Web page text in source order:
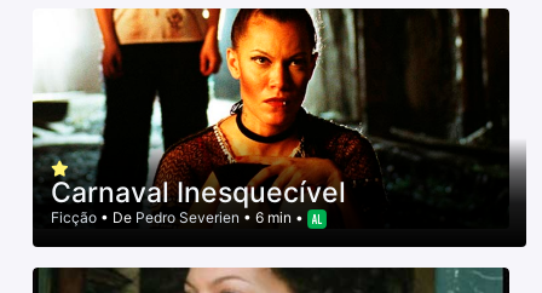
Carnaval Inesquecível
Ficção • De Pedro Severien • 6 min •